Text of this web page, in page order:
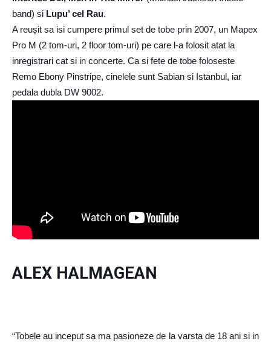
band) si Lupu’ cel Rau.
A reușit sa isi cumpere primul set de tobe prin 2007, un Mapex
Pro M (2 tom-uri, 2 floor tom-uri) pe care l-a folosit atat la
inregistrari cat si in concerte. Ca si fete de tobe foloseste
Remo Ebony Pinstripe, cinelele sunt Sabian si Istanbul, iar
pedala dubla DW 9002.
ALEX HALMAGEAN
“Tobele au inceput sa ma pasioneze de la varsta de 18 ani si in